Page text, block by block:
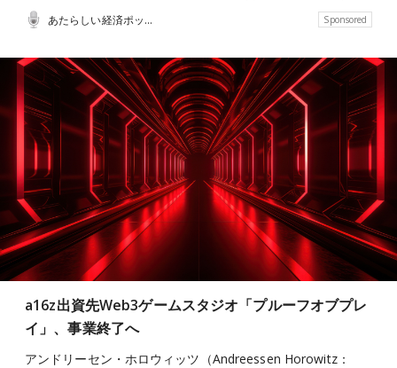
あたらしい経済ポッドキャスト Sponsored
a16z出資先Web3ゲームスタジオ「プルーフオブプレ
イ」、事業終了へ
アンドリーセン・ホロウィッツ（Andreessen Horowitz：